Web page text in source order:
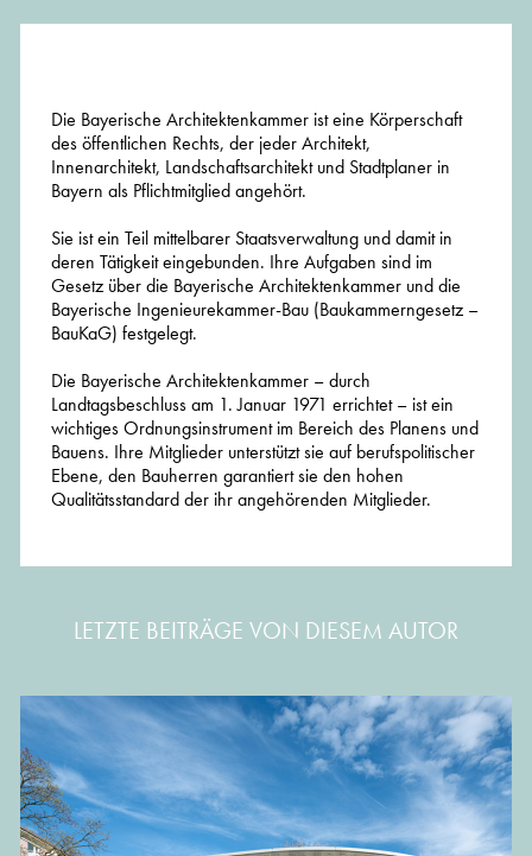
Die Bayerische Architektenkammer ist eine Körperschaft
des öffentlichen Rechts, der jeder Architekt,
Innenarchitekt, Landschaftsarchitekt und Stadtplaner in
Bayern als Pflichtmitglied angehört.
Sie ist ein Teil mittelbarer Staatsverwaltung und damit in
deren Tätigkeit eingebunden. Ihre Aufgaben sind im
Gesetz über die Bayerische Architektenkammer und die
Bayerische Ingenieurekammer-Bau (Baukammerngesetz –
BauKaG) festgelegt.
Die Bayerische Architektenkammer – durch
Landtagsbeschluss am 1. Januar 1971 errichtet – ist ein
wichtiges Ordnungsinstrument im Bereich des Planens und
Bauens. Ihre Mitglieder unterstützt sie auf berufspolitischer
Ebene, den Bauherren garantiert sie den hohen
Qualitätsstandard der ihr angehörenden Mitglieder.
LETZTE BEITRÄGE VON DIESEM AUTOR